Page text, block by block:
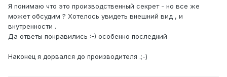
Я понимаю что это производственный секрет - но все же
может обсудим ? Хотелось увидеть внешний вид , и
внутренности .
Да ответы понравились :-) особенно последний
Наконец я дорвался до производителя .;-)